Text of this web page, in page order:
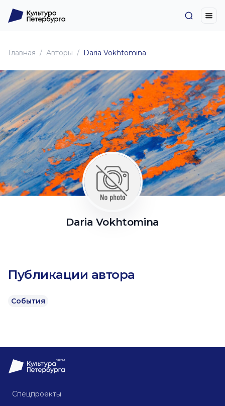
Главная Авторы Daria Vokhtomina
Daria Vokhtomina
Публикации автора
События
Спецпроекты